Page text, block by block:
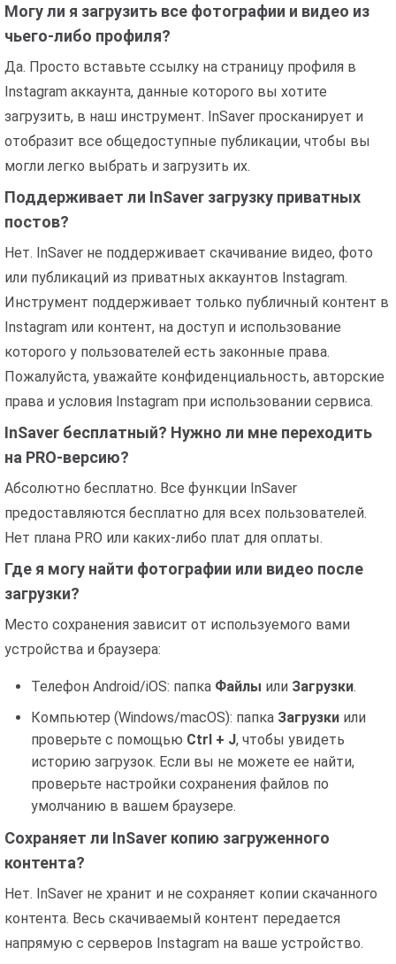
Могу ли я загрузить все фотографии и видео из
чьего-либо профиля?
Да. Просто вставьте ссылку на страницу профиля в
Instagram аккаунта, данные которого вы хотите
загрузить, в наш инструмент. InSaver просканирует и
отобразит все общедоступные публикации, чтобы вы
могли легко выбрать и загрузить их.
Поддерживает ли InSaver загрузку приватных
постов?
Нет. InSaver не поддерживает скачивание видео, фото
или публикаций из приватных аккаунтов Instagram.
Инструмент поддерживает только публичный контент в
Instagram или контент, на доступ и использование
которого у пользователей есть законные права.
Пожалуйста, уважайте конфиденциальность, авторские
права и условия Instagram при использовании сервиса.
InSaver бесплатный? Нужно ли мне переходить
на PRO-версию?
Абсолютно бесплатно. Все функции InSaver
предоставляются бесплатно для всех пользователей.
Нет плана PRO или каких-либо плат для оплаты.
Где я могу найти фотографии или видео после
загрузки?
Место сохранения зависит от используемого вами
устройства и браузера:
Телефон Android/iOS: папка Файлы или Загрузки.
Компьютер (Windows/macOS): папка Загрузки или
проверьте с помощью Ctrl + J, чтобы увидеть
историю загрузок. Если вы не можете ее найти,
проверьте настройки сохранения файлов по
умолчанию в вашем браузере.
Сохраняет ли InSaver копию загруженного
контента?
Нет. InSaver не хранит и не сохраняет копии скачанного
контента. Весь скачиваемый контент передается
напрямую с серверов Instagram на ваше устройство.